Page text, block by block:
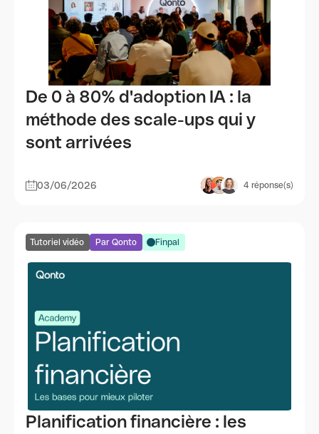
De 0 à 80% d'adoption IA : la
méthode des scale-ups qui y
sont arrivées
03/06/2026 4 réponse(s)
Tutoriel vidéo Par Qonto Finpal
Planification financière : les